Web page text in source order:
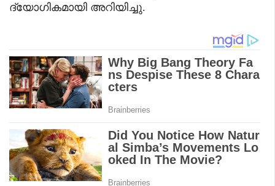
ദ്യോഗികമായി അറിയിച്ചു.